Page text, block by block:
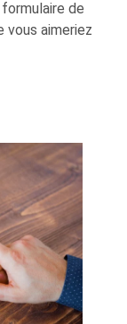
de
aimeriez